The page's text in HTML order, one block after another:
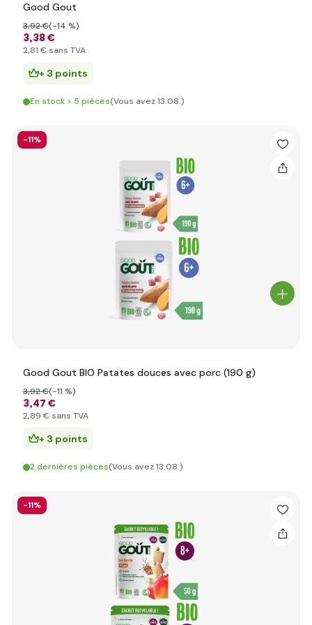
Good Gout
3,38 €
3,92 €(-14 %)
2,81 € sans TVA
+ 3 points
En stock > 5 pièces(Vous avez 13.08.)
-11%
Good Gout BIO Patates douces avec porc (190 g)
3,47 €
3,92 €(-11 %)
2,89 € sans TVA
+ 3 points
2 dernières pièces(Vous avez 13.08.)
-11%